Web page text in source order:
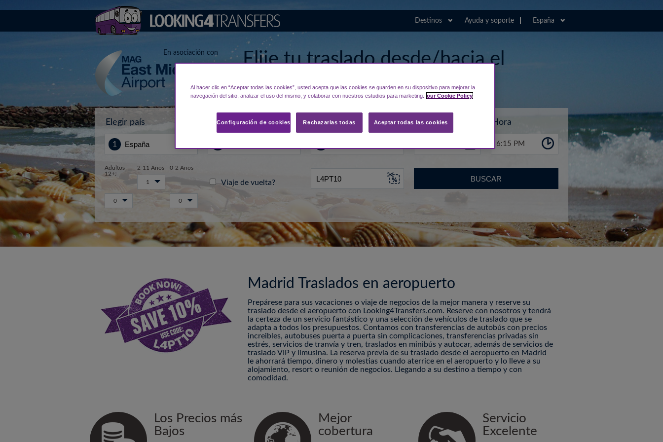
Destinos Ayuda y soporte España
En asociación con
Elije tu traslado desde/hacia el
Elegir país Desde... Hacia Fecha Hora
6:15 PM
Adultos
12+:
2-11 Años 0-2 Años
1
0 0
Viaje de vuelta? BUSCAR
Madrid Traslados en aeropuerto
Prepárese para sus vacaciones o viaje de negocios de la mejor manera y reserve su
traslado desde el aeropuerto con Looking4Transfers.com. Reserve con nosotros y tendrá
la certeza de un servicio fantástico y una selección de vehículos de traslado que se
adapta a todos los presupuestos. Contamos con transferencias de autobús con precios
increibles, autobuses puerta a puerta sin complicaciones, transferencias privadas sin
estrés, servicios de tranvía y tren, traslados en minibús y autocar, además de servicios de
traslado VIP y limusina. La reserva previa de su traslado desde el aeropuerto en Madrid
le ahorrará tiempo, dinero y molestias cuando aterrice en el aeropuerto y lo lleve a su
alojamiento, resort o reunión de negocios. Llegando a su destino a tiempo y con
comodidad.
Los Precios más
Bajos
Mejor
cobertura
Servicio
Excelente
Al hacer clic en “Aceptar todas las cookies”, usted acepta que las cookies se guarden en su dispositivo para mejorar la
navegación del sitio, analizar el uso del mismo, y colaborar con nuestros estudios para marketing.
our Cookie Policy
Rechazarlas todas Aceptar todas las cookies
Configuración de cookies